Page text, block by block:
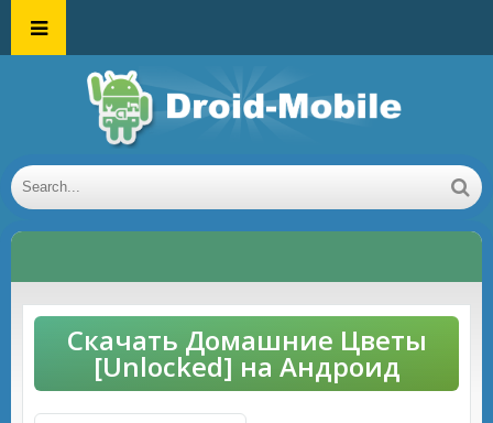
Скачать Домашние Цветы
[Unlocked] на Андроид